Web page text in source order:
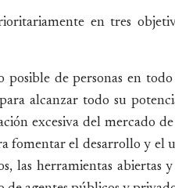
en tres
posible de personas en
alcanzar todo su
excesiva del mercado
fomentar el desarrollo y el
las herramientas abiertas